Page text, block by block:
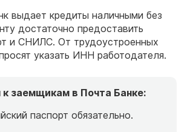
выдает кредиты наличными без
достаточно предоставить
и СНИЛС. От трудоустроенных
указать ИНН работодателя.
к заемщикам в Почта Банке:
паспорт обязательно.